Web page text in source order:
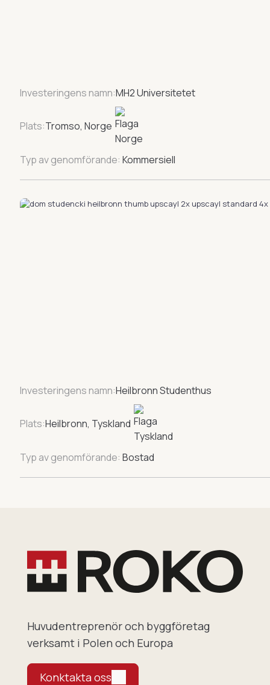
Investeringens namn:MH2 Universitetet
Plats:Tromso, Norge
Typ av genomförande: Kommersiell
Investeringens namn:Heilbronn Studenthus
Plats:Heilbronn, Tyskland
Typ av genomförande: Bostad
Huvudentreprenör och byggföretag
verksamt i Polen och Europa
Konktakta oss